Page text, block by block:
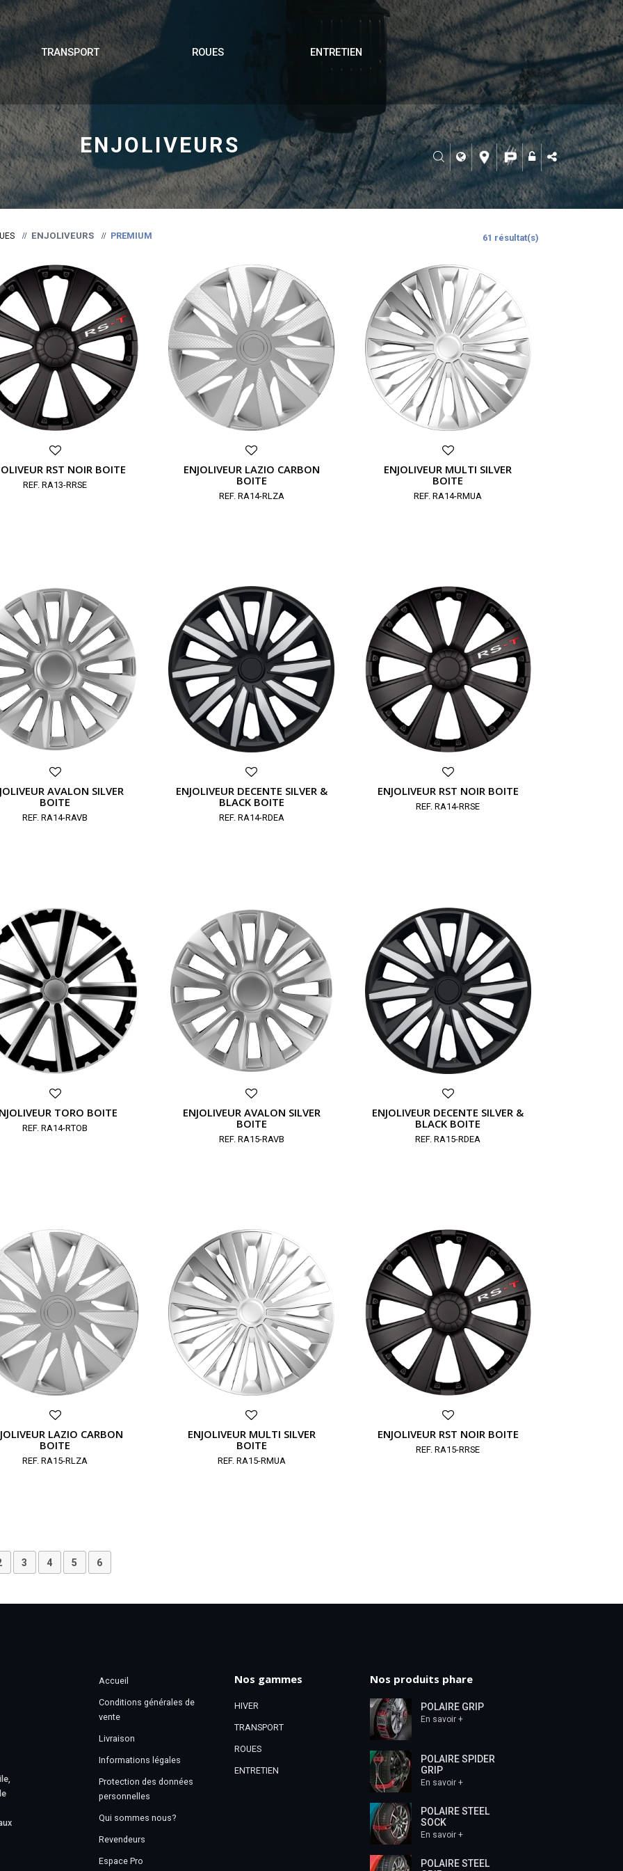
TRANSPORT ROUES ENTRETIEN
ENJOLIVEURS
ENJOLIVEURS PREMIUM 61 résultat(s)
RST NOIR BOITE
REF. RA13-RRSE
ENJOLIVEUR LAZIO CARBON
BOITE
REF. RA14-RLZA
ENJOLIVEUR MULTI SILVER
BOITE
REF. RA14-RMUA
AVALON SILVER
BOITE
REF. RA14-RAVB
ENJOLIVEUR DECENTE SILVER &
BLACK BOITE
REF. RA14-RDEA
ENJOLIVEUR RST NOIR BOITE
REF. RA14-RRSE
TORO BOITE
REF. RA14-RTOB
ENJOLIVEUR AVALON SILVER
BOITE
REF. RA15-RAVB
ENJOLIVEUR DECENTE SILVER &
BLACK BOITE
REF. RA15-RDEA
LAZIO CARBON
BOITE
REF. RA15-RLZA
ENJOLIVEUR MULTI SILVER
BOITE
REF. RA15-RMUA
ENJOLIVEUR RST NOIR BOITE
REF. RA15-RRSE
3 4 5 6
Accueil
Conditions générales de
vente
Livraison
Informations légales
Protection des données
personnelles
Qui sommes nous?
Revendeurs
Espace Pro
Nos gammes
HIVER
TRANSPORT
ROUES
ENTRETIEN
Nos produits phare
POLAIRE GRIP
En savoir +
POLAIRE SPIDER
GRIP
En savoir +
POLAIRE STEEL
SOCK
En savoir +
POLAIRE STEEL